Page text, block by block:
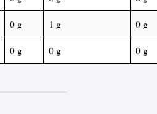
0 g 1 g 0 g
0 g 0 g 0 g